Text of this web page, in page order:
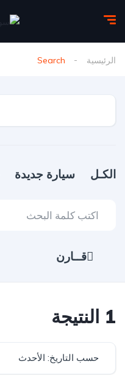
الرئيسية Search
الكـل سيارة جديدة
قــارن
1 النتيجة
حسب التاريخ: الأحدث